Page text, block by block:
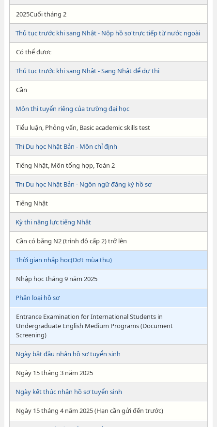
2025Cuối tháng 2
Thủ tục trước khi sang Nhật - Nộp hồ sơ trực tiếp từ nước ngoài
Có thể được
Thủ tục trước khi sang Nhật - Sang Nhật để dự thi
Cần
Môn thi tuyển riêng của trường đại học
Tiểu luận, Phỏng vấn, Basic academic skills test
Thi Du học Nhật Bản - Môn chỉ định
Tiếng Nhật, Môn tổng hợp, Toán 2
Thi Du học Nhật Bản - Ngôn ngữ đăng ký hồ sơ
Tiếng Nhật
Kỳ thi năng lực tiếng Nhật
Cần có bằng N2 (trình độ cấp 2) trở lên
Thời gian nhập học(Đợt mùa thu)
Nhập học tháng 9 năm 2025
Phân loại hồ sơ
Entrance Examination for International Students in
Undergraduate English Medium Programs (Document
Screening)
Ngày bắt đầu nhận hồ sơ tuyển sinh
Ngày 15 tháng 3 năm 2025
Ngày kết thúc nhận hồ sơ tuyển sinh
Ngày 15 tháng 4 năm 2025 (Hạn cần gửi đến trước)